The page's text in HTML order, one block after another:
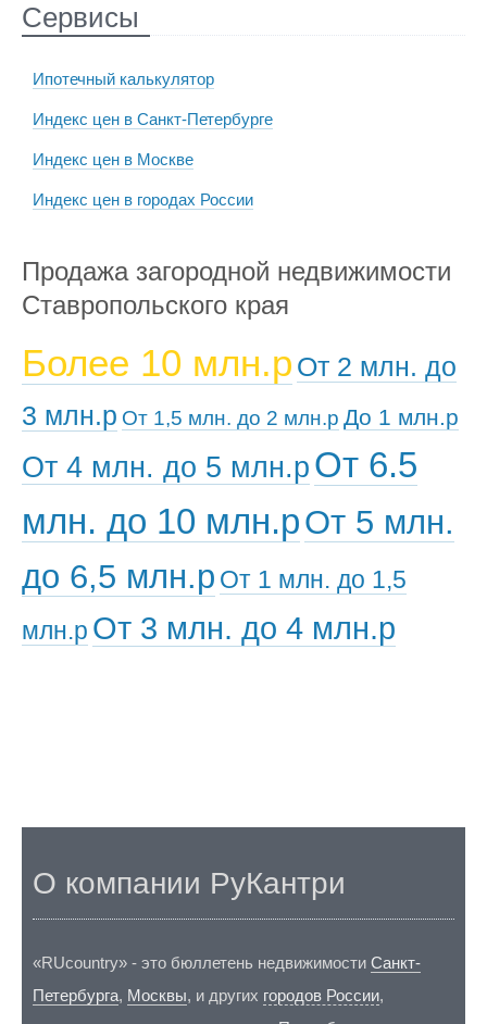
Сервисы
Ипотечный калькулятор
Индекс цен в Санкт-Петербурге
Индекс цен в Москве
Индекс цен в городах России
Продажа загородной недвижимости
Ставропольского края
Более 10 млн.р От 2 млн. до
3 млн.р От 1,5 млн. до 2 млн.р До 1 млн.р
От 4 млн. до 5 млн.р От 6.5
млн. до 10 млн.рОт 5 млн.
до 6,5 млн.р От 1 млн. до 1,5
млн.р От 3 млн. до 4 млн.р
О компании РуКантри
«RUcountry» - это бюллетень недвижимости Санкт-
Петербурга, Москвы, и других городов России,